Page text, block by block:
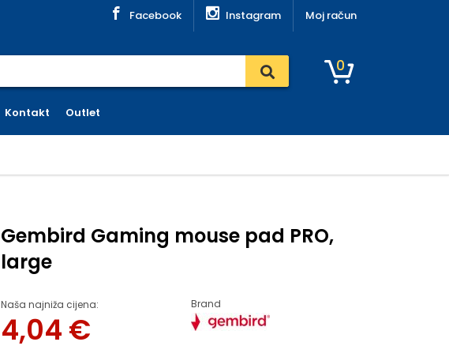
Facebook Instagram Moj račun
0
Kontakt Outlet
Gembird Gaming mouse pad PRO,
large
Naša najniža cijena:
4,04 €
Brand